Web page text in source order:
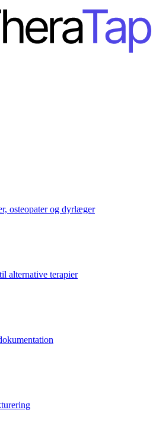
osteopater og dyrlæger
alternative terapier